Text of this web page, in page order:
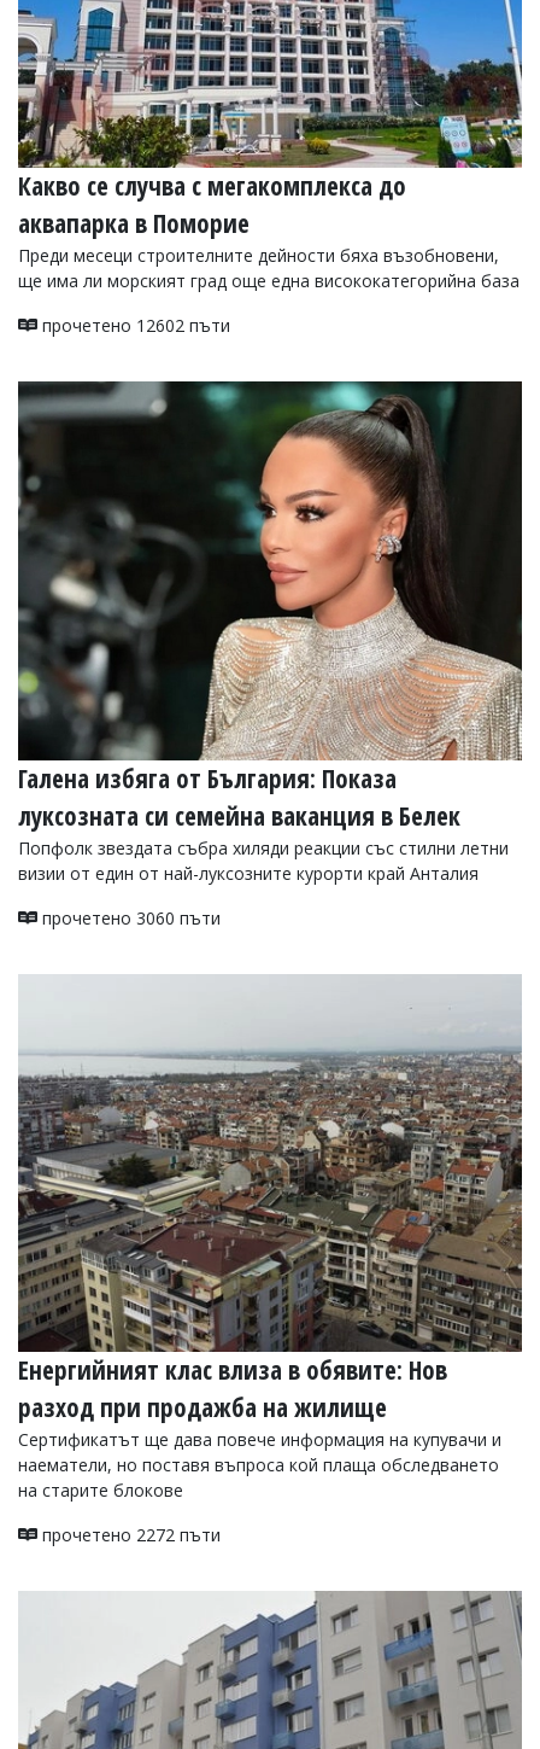
Какво се случва с мегакомплекса до
аквапарка в Поморие
Преди месеци строителните дейности бяха възобновени,
ще има ли морският град още една висококатегорийна база
прочетено 12602 пъти
Галена избяга от България: Показа
луксозната си семейна ваканция в Белек
Попфолк звездата събра хиляди реакции със стилни летни
визии от един от най-луксозните курорти край Анталия
прочетено 3060 пъти
Енергийният клас влиза в обявите: Нов
разход при продажба на жилище
Сертификатът ще дава повече информация на купувачи и
наематели, но поставя въпроса кой плаща обследването
на старите блокове
прочетено 2272 пъти